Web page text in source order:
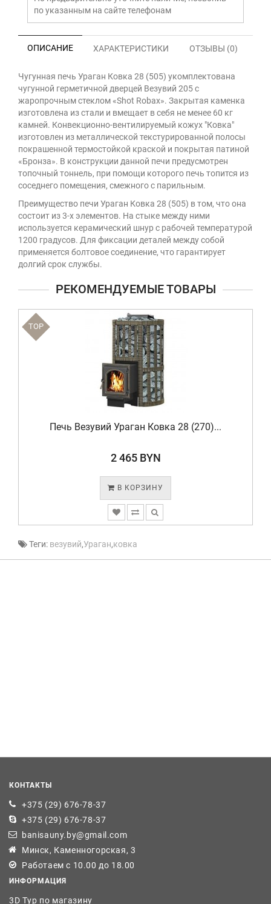
по указанным на сайте телефонам
ОПИСАНИЕ ХАРАКТЕРИСТИКИ ОТЗЫВЫ (0)
Чугунная печь Ураган Ковка 28 (505) укомплектована
чугунной герметичной дверцей Везувий 205 с
жаропрочным стеклом «Shot Robax». Закрытая каменка
изготовлена из стали и вмещает в себя не менее 60 кг
камней. Конвекционно-вентилируемый кожух "Ковка"
изготовлен из металлической текстурированной полосы
покрашенной термостойкой краской и покрытая патиной
«Бронза». В конструкции данной печи предусмотрен
топочный тоннель, при помощи которого печь топится из
соседнего помещения, смежного с парильным.
Преимущество печи Ураган Ковка 28 (505) в том, что она
состоит из 3-х элементов. На стыке между ними
используется керамический шнур с рабочей температурой
1200 градусов. Для фиксации деталей между собой
применяется болтовое соединение, что гарантирует
долгий срок службы.
РЕКОМЕНДУЕМЫЕ ТОВАРЫ
TOP
Печь Везувий Ураган Ковка 28 (270)...
2 465 BYN
В КОРЗИНУ
Теги: везувий,Ураган,ковка
КОНТАКТЫ
+375 (29) 676-78-37
+375 (29) 676-78-37
banisauny.by@gmail.com
Минск, Каменногорская, 3
Работаем с 10.00 до 18.00
ИНФОРМАЦИЯ
3D Тур по магазину